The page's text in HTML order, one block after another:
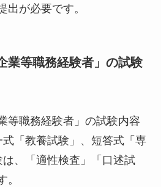
出が必要です。
業等職務経験者」の試験
等職務経験者」の試験内容
「教養試験」、短答式「専
、「適性検査」「口述試
。